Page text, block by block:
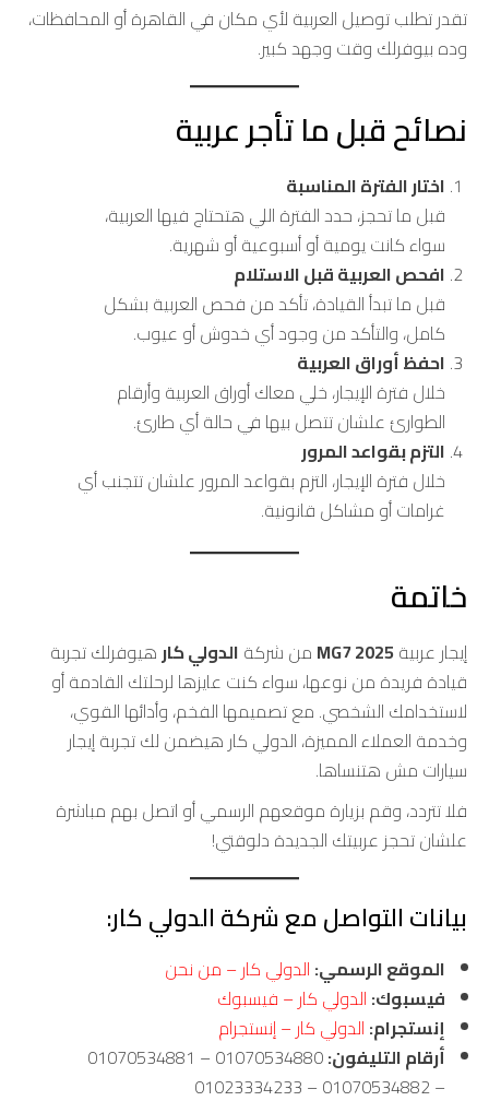
تقدر تطلب توصيل العربية لأي مكان في القاهرة أو المحافظات،
وده بيوفرلك وقت وجهد كبير.
نصائح قبل ما تأجر عربية
اختار الفترة المناسبة
قبل ما تحجز، حدد الفترة اللي هتحتاج فيها العربية،
سواء كانت يومية أو أسبوعية أو شهرية.
افحص العربية قبل الاستلام
قبل ما تبدأ القيادة، تأكد من فحص العربية بشكل
كامل، والتأكد من وجود أي خدوش أو عيوب.
احفظ أوراق العربية
خلال فترة الإيجار، خلي معاك أوراق العربية وأرقام
الطوارئ علشان تتصل بيها في حالة أي طارئ.
التزم بقواعد المرور
خلال فترة الإيجار، التزم بقواعد المرور علشان تتجنب أي
غرامات أو مشاكل قانونية.
خاتمة
إيجار عربيةMG7 2025 من شركة الدولي كار هيوفرلك تجربة
قيادة فريدة من نوعها، سواء كنت عايزها لرحلتك القادمة أو
لاستخدامك الشخصي. مع تصميمها الفخم، وأدائها القوي،
وخدمة العملاء المميزة، الدولي كار هيضمن لك تجربة إيجار
سيارات مش هتنساها.
فلا تتردد، وقم بزيارة موقعهم الرسمي أو اتصل بهم مباشرة
علشان تحجز عربيتك الجديدة دلوقتي!
بيانات التواصل مع شركة الدولي كار:
الموقع الرسمي: الدولي كار – من نحن
فيسبوك: الدولي كار – فيسبوك
إنستجرام: الدولي كار – إنستجرام
أرقام التليفون:
01070534880 – 01070534881
– 01070534882 – 01023334233